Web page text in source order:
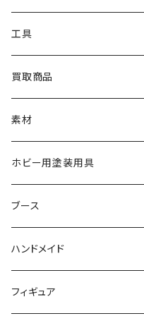
ナチュラルベース
オリジナルアクキー
オリジナルスマホスタンド
ウォッチスタンド
テープスタンド
ベース材
アパレル
HG
MG
30MF
ポケプラ
TAMIYA
カーモデル
飛行機モデル
アオシマ
ザ☆バイク
けもプラ
KOTOBUKIYA
メガミデバイス
無限邂逅メガロマリア
プラフィア
エクスプラス
GOOD SMILE COMPANY
MODEROID
wave
クレオス
ラッカー塗料
エナメル塗料
TAMIYA
ラッカー塗料
エナメル塗料
ガイアノーツ
エナメル塗料
ラッカー塗料
ターナー
アクリル塗料
プラモ向上委員会
その他
ハセガワ
ポリマー
フィニッシャーズ
工具
TAMIYA
ニッパー
切削工具
ウェーブ
小物プラパーツ
ニッパー
ゴッドハンド
ニッパー
切削工具
ミネシマ
切削工具
その他工具
ガイアノーツ
その他工具
クレオス
買取商品
BANDAI
HG
MG
素材
TAMIYA
接着剤
パテ
クレオス
接着剤
パテ
ガイアノーツ
接着剤
ウェーブ
ホビー用塗装用具
TAMIYA
エアブラシ関連用品
塗装関係消耗品
PROFIX(RAYWOOD)
エアブラシ
ガイアノーツ
ブース
PROFIX(RAYWOOD)
ウェーブ
ハンドメイド
完成品
フィギュア